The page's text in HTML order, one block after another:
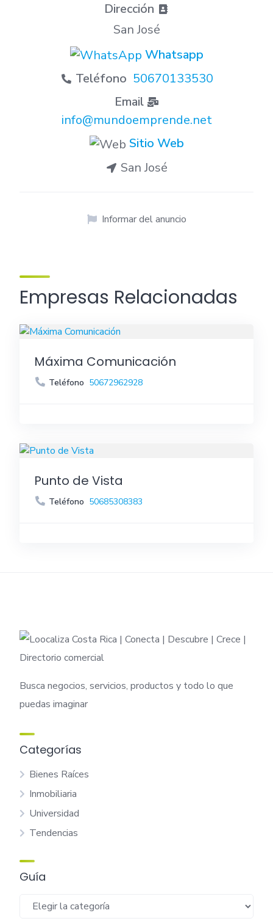
Dirección
San José
Whatsapp
Teléfono 50670133530
Email
info@mundoemprende.net
Sitio Web
San José
Informar del anuncio
Empresas Relacionadas
Máxima Comunicación
Teléfono 50672962928
Punto de Vista
Teléfono 50685308383
Busca negocios, servicios, productos y todo lo que
puedas imaginar
Categorías
Bienes Raíces
Inmobiliaria
Universidad
Tendencias
Guía
Guía